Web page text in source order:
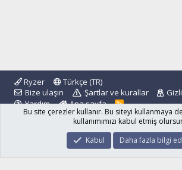
Ryzer
Türkçe (TR)
Bize ulaşın
Şartlar ve kurallar
Yardım
Ana sayfa
R
S
S
Community platform by XenForo ® © 2010-2024
© 2001 - 2024
Bu site çerezler kullanır. Bu siteyi kullanmaya
kullanımımızı kabul etmiş
Kabul
Daha fazla bilgi